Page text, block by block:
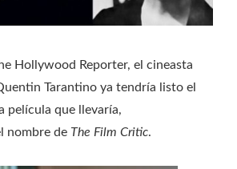
Hollywood Reporter, el cineasta
Tarantino ya tendría listo el
película que llevaría,
nombre de The Film Critic.